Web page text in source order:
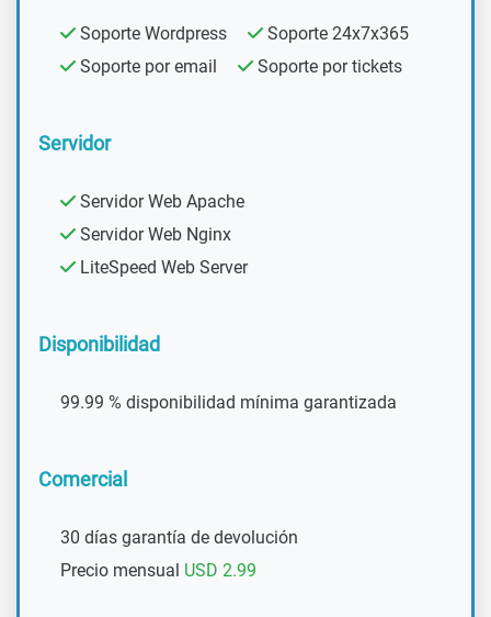
Soporte Wordpress
Soporte 24x7x365
Soporte por email
Soporte por tickets
Servidor
Servidor Web Apache
Servidor Web Nginx
LiteSpeed Web Server
Disponibilidad
99.99 % disponibilidad mínima garantizada
Comercial
30 días garantía de devolución
Precio mensual USD 2.99